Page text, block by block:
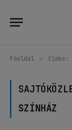
Főoldal »
SZÍNHÁZ